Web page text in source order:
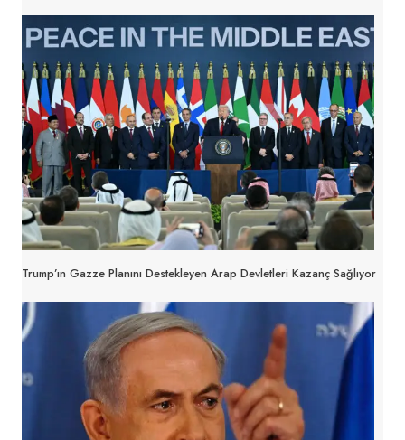
Trump’ın Gazze Planını Destekleyen Arap Devletleri Kazanç Sağlıyor